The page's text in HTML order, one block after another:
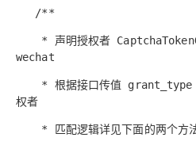
/**
* 声明授权者
wechat
* 根据接口传值 grant_type
权者
* 匹配逻辑详见下面的两个方